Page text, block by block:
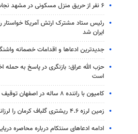
۶ نفر از حریق منزل مسکونی در مشهد نجات یافتند
رئیس ستاد مشترک ارتش آمریکا خواستار
ایران شد
جدیدترین ادعاها و اقدامات خصمانه
حزب الله عراق: بازنگری در پاسخ به حمله
است
کامیون با راننده ۸ ساله در اصفهان توقیف شد
زمین لرزه ۴.۶ ریشتری گلباف کرمان را لرزاند
ادامه ادعاهای سنتکام درباره محاصره